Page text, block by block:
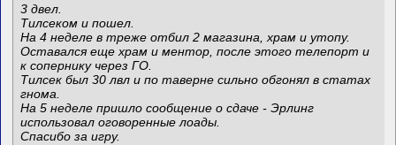
3 двел.
Тилсеком и пошел.
На 4 неделе в треже отбил 2 магазина, храм и утопу.
Оставался еще храм и ментор, после этого телепорт и
к сопернику через ГО.
Тилсек был 30 лвл и по таверне сильно обгонял в статах
гнома.
На 5 неделе пришло сообщение о сдаче - Эрлинг
использовал оговоренные лоады.
Спасибо за игру.